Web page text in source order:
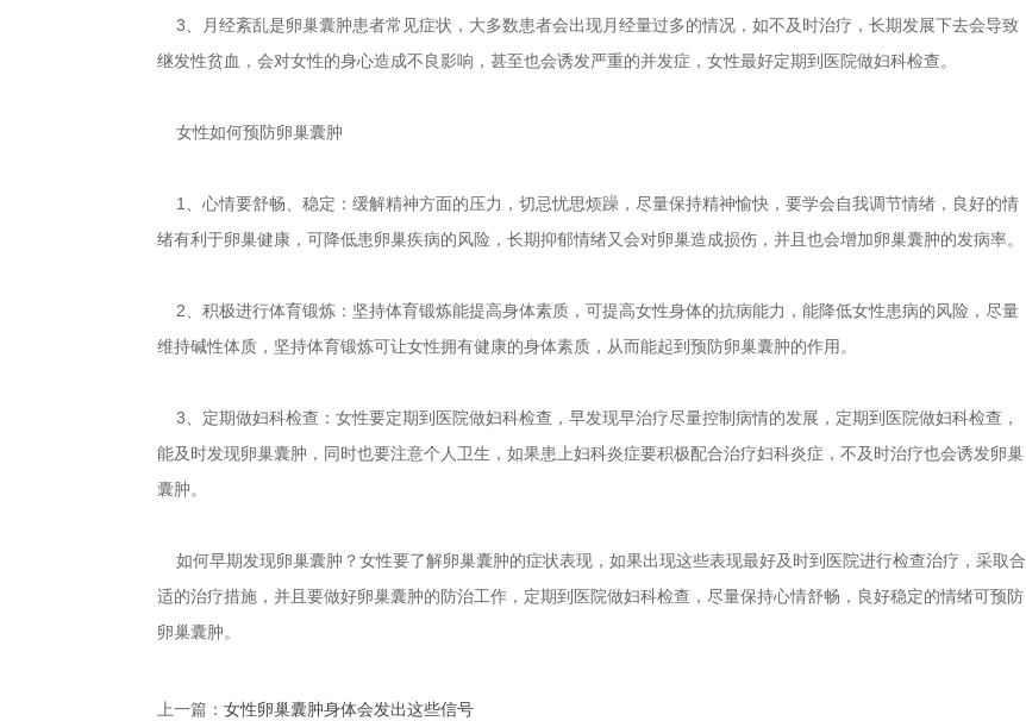
3、月经紊乱是卵巢囊肿患者常见症状，大多数患者会出现月经量过多的情况，如不及时治疗，长期发展下去会导致
继发性贫血，会对女性的身心造成不良影响，甚至也会诱发严重的并发症，女性最好定期到医院做妇科检查。
女性如何预防卵巢囊肿
1、心情要舒畅、稳定：缓解精神方面的压力，切忌忧思烦躁，尽量保持精神愉快，要学会自我调节情绪，良好的情
绪有利于卵巢健康，可降低患卵巢疾病的风险，长期抑郁情绪又会对卵巢造成损伤，并且也会增加卵巢囊肿的发病率。
2、积极进行体育锻炼：坚持体育锻炼能提高身体素质，可提高女性身体的抗病能力，能降低女性患病的风险，尽量
维持碱性体质，坚持体育锻炼可让女性拥有健康的身体素质，从而能起到预防卵巢囊肿的作用。
3、定期做妇科检查：女性要定期到医院做妇科检查，早发现早治疗尽量控制病情的发展，定期到医院做妇科检查，
能及时发现卵巢囊肿，同时也要注意个人卫生，如果患上妇科炎症要积极配合治疗妇科炎症，不及时治疗也会诱发卵巢
囊肿。
如何早期发现卵巢囊肿？女性要了解卵巢囊肿的症状表现，如果出现这些表现最好及时到医院进行检查治疗，采取合
适的治疗措施，并且要做好卵巢囊肿的防治工作，定期到医院做妇科检查，尽量保持心情舒畅，良好稳定的情绪可预防
卵巢囊肿。
上一篇： 女性卵巢囊肿身体会发出这些信号